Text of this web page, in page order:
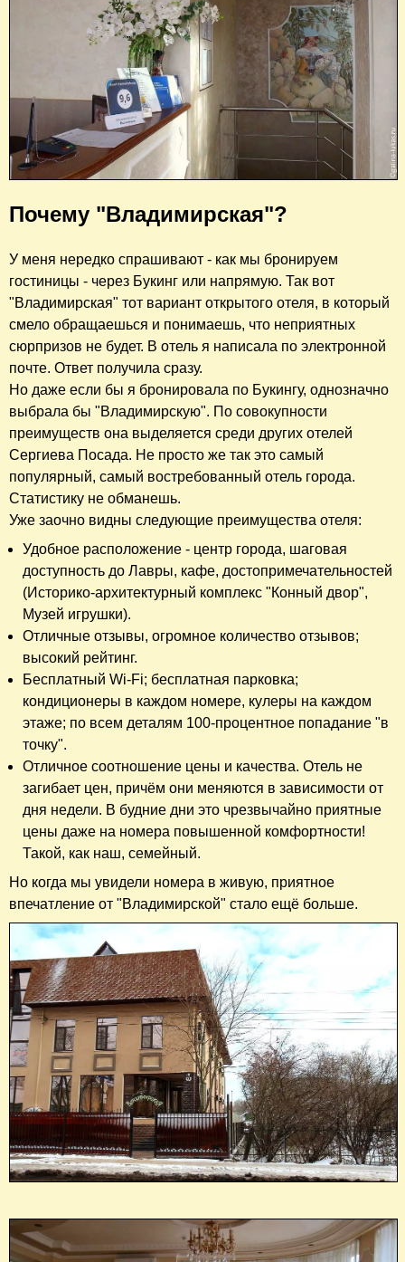
Почему "Владимирская"?
У меня нередко спрашивают - как мы бронируем
гостиницы - через Букинг или напрямую. Так вот
"Владимирская" тот вариант открытого отеля, в который
смело обращаешься и понимаешь, что неприятных
сюрпризов не будет. В отель я написала по электронной
почте. Ответ получила сразу.
Но даже если бы я бронировала по Букингу, однозначно
выбрала бы "Владимирскую". По совокупности
преимуществ она выделяется среди других отелей
Сергиева Посада. Не просто же так это самый
популярный, самый востребованный отель города.
Статистику не обманешь.
Уже заочно видны следующие преимущества отеля:
Удобное расположение - центр города, шаговая
доступность до Лавры, кафе, достопримечательностей
(Историко-архитектурный комплекс "Конный двор",
Музей игрушки).
Отличные отзывы, огромное количество отзывов;
высокий рейтинг.
Бесплатный Wi-Fi; бесплатная парковка;
кондиционеры в каждом номере, кулеры на каждом
этаже; по всем деталям 100-процентное попадание "в
точку".
Отличное соотношение цены и качества. Отель не
загибает цен, причём они меняются в зависимости от
дня недели. В будние дни это чрезвычайно приятные
цены даже на номера повышенной комфортности!
Такой, как наш, семейный.
Но когда мы увидели номера в живую, приятное
впечатление от "Владимирской" стало ещё больше.